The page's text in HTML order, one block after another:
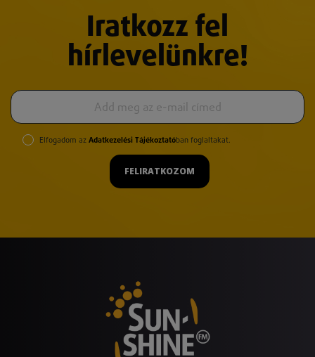
Iratkozz fel
hírlevelünkre!
Elfogadom az Adatkezelési Tájékoztatóban foglaltakat.
FELIRATKOZOM